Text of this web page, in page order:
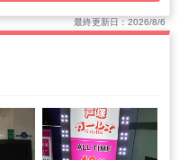
最終更新日：2026/8/6